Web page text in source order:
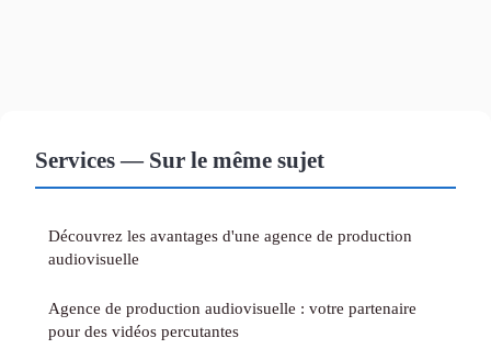
Services — Sur le même sujet
Découvrez les avantages d'une agence de production
audiovisuelle
Agence de production audiovisuelle : votre partenaire
pour des vidéos percutantes